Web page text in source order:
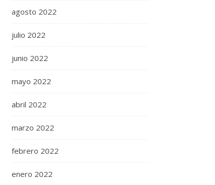
agosto 2022
julio 2022
junio 2022
mayo 2022
abril 2022
marzo 2022
febrero 2022
enero 2022